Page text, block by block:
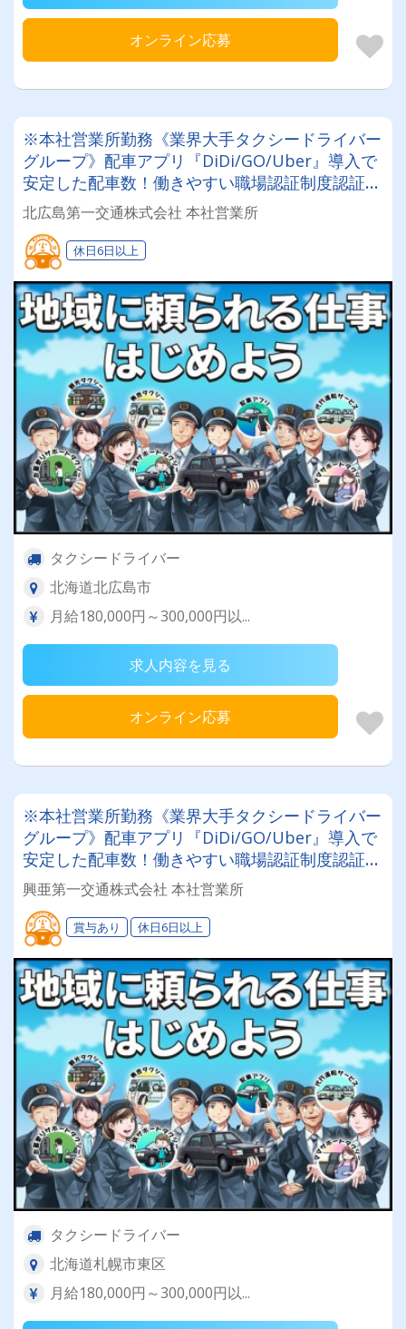
オンライン応募
※本社営業所勤務《業界大手タクシードライバー
グループ》配車アプリ『DiDi/GO/Uber』導入で
安定した配車数！働きやすい職場認証制度認証事
業所に認定◎未経験者でも安心してお仕事スター
ト♪
北広島第一交通株式会社 本社営業所
休日6日以上
タクシードライバー
北海道北広島市
月給180,000円～300,000円以...
求人内容を見る
オンライン応募
※本社営業所勤務《業界大手タクシードライバー
グループ》配車アプリ『DiDi/GO/Uber』導入で
安定した配車数！働きやすい職場認証制度認証事
業所に認定◎未経験者でも安心してお仕事スター
ト♪
興亜第一交通株式会社 本社営業所
賞与あり 休日6日以上
タクシードライバー
北海道札幌市東区
月給180,000円～300,000円以...